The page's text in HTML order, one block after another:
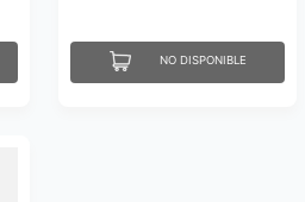
NO DISPONIBLE